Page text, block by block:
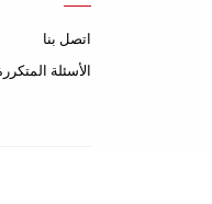
اتصل بنا
الأسئلة